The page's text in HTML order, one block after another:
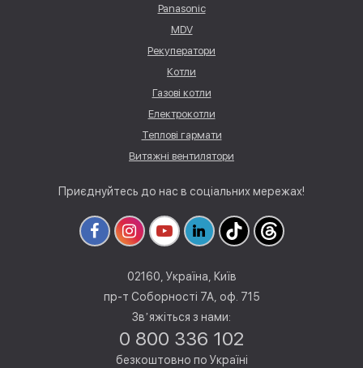
Panasonic
MDV
Рекуператори
Котли
Газові котли
Електрокотли
Теплові гармати
Витяжні вентилятори
Приєднуйтесь до нас в соціальних мережах!
02160, Україна, Київ
пр-т Соборності 7А, оф. 715
Звʼяжіться з нами:
0 800 336 102
безкоштовно по Україні